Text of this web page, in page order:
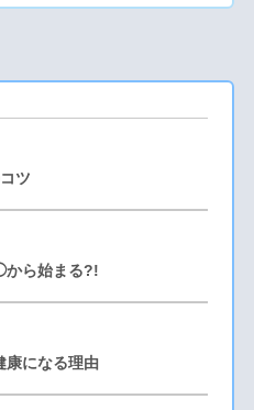
ツ
ら始まる?!
康になる理由